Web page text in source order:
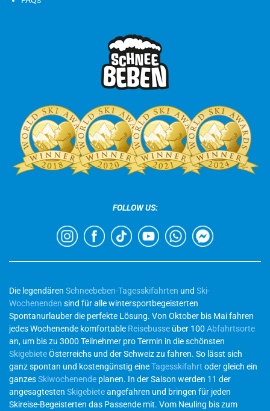
FOLLOW US:
Die legendären Schneebeben-Tagesskifahrten und Ski-
Wochenenden sind für alle wintersportbegeisterten
Spontanurlauber die perfekte Lösung. Von Oktober bis Mai fahren
jedes Wochenende komfortable Reisebusse über 100 Abfahrtsorte
an, um bis zu 3000 Teilnehmer pro Termin in die schönsten
SkigebieteÖsterreichs und der Schweiz zu fahren. So lässt sich
ganz spontan und kostengünstig eineTagesskifahrt oder gleich ein
ganzesSkiwochenende planen. In der Saison werden 11 der
angesagtesten Skigebieteangefahren und bringen für jeden
Skireise-Begeisterten das Passende mit. Vom Neuling bis zum